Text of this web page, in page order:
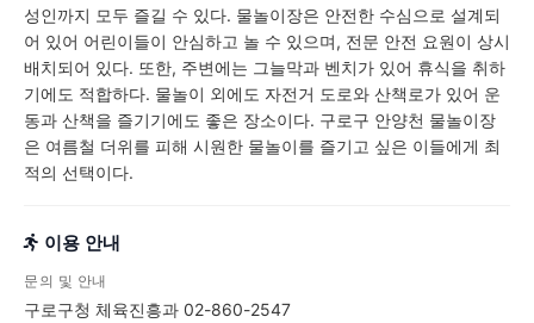
성인까지 모두 즐길 수 있다. 물놀이장은 안전한 수심으로 설계되
어 있어 어린이들이 안심하고 놀 수 있으며, 전문 안전 요원이 상시
배치되어 있다. 또한, 주변에는 그늘막과 벤치가 있어 휴식을 취하
기에도 적합하다. 물놀이 외에도 자전거 도로와 산책로가 있어 운
동과 산책을 즐기기에도 좋은 장소이다. 구로구 안양천 물놀이장
은 여름철 더위를 피해 시원한 물놀이를 즐기고 싶은 이들에게 최
적의 선택이다.
이용 안내
문의 및 안내
구로구청 체육진흥과 02-860-2547